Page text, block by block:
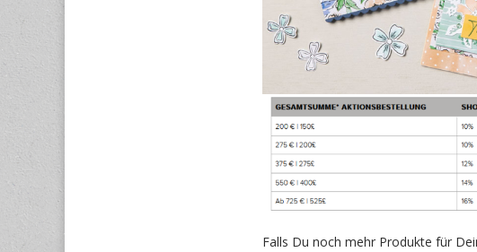
Falls Du noch mehr Produkte für